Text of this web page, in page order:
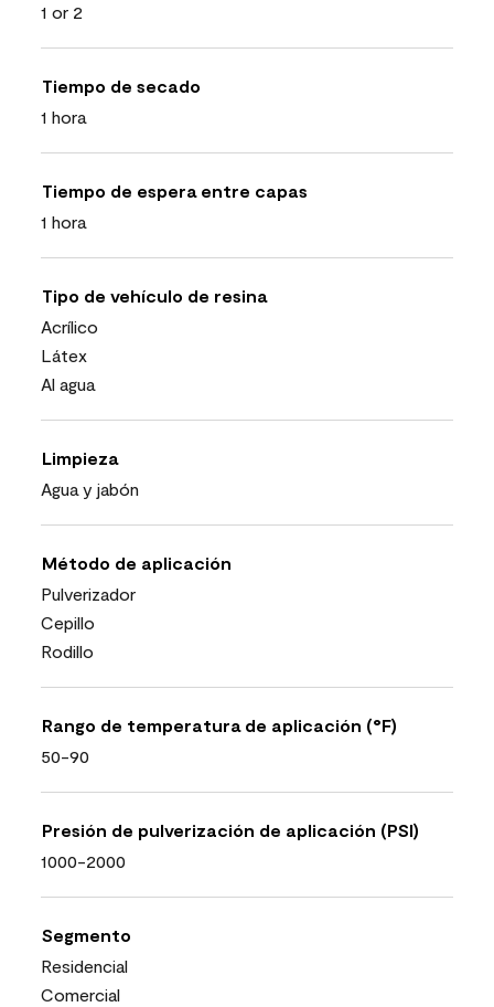
1 or 2
Tiempo de secado
1 hora
Tiempo de espera entre capas
1 hora
Tipo de vehículo de resina
Acrílico
Látex
Al agua
Limpieza
Agua y jabón
Método de aplicación
Pulverizador
Cepillo
Rodillo
Rango de temperatura de aplicación (°F)
50-90
Presión de pulverización de aplicación (PSI)
1000-2000
Segmento
Residencial
Comercial